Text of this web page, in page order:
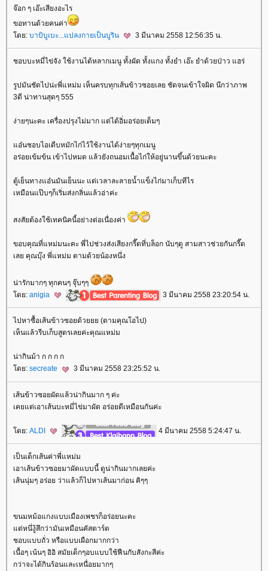
จ๊อก ๆ เอ๊ะเสียงอะไร
ขอทานด้วยคนค่า
ดย: บาบิบูเบะ...แปลงกายเป็นบูริน 3 มีนาคม 2558 12:56:35 น.
ชอบบะหมี่ไข่จัง ใช้งานได้หลากเมนู ทั้งผัด ทั้งแกง ทั้งยำ เอ๊ะ ยำด้วยป่าว แฮร่
รูปมันชัดไปน่ะพี่แหม่ม เห็นครบทุกเส้นข้าวซอยเลย ชัดจนเข้าใจผิด นึกว่าภาพ
3ดี น่าทานสุดๆ 555
ง่ายๆนะคะ เครื่องปรุงไม่มาก แต่ได้อิ่มอร่อยเต็มๆ
อ๋นชอบไอเดีบหมักไก่ไว้ใช้งานได้ง่ายๆทุกเมนู
อร่อยเข้มข้น เข้าไปหมด แล้วยังถนอมเนื้อไก่ให้อยู่นานขึ้นด้วยนะคะ
ตู้เย็นทางแอ๋นมันเย็นนะ แต่เวลาละลายน้ำแข็งไก่มาเก็บทีไร
เหมือนแป๊บๆก็เริ่มส่งกลิ่นแล้วอ่าค่ะ
สงสัยต้องใช้เทคนิคนี้อย่างต่อเนื่องค่า
ขอบคุณที่แหม่มนะคะ พี่ไปช่วงส่งเสียงกรี๊ดที่บล็อก นับๆดู สามสาวช่วยกันกรี๊ด
เลย คุณบุ๊ง พี่แหม่ม ตามด้วยน้องหนึ่ง
น่ารักมากๆ ทุกคนๆ จุ๊บๆๆ
ดย: anigia 3 มีนาคม 2558 23:20:54 น.
ไปหาซื้อเส้นข้าวซอยด้วยยย (ตามคุณโอไป)
เห็นแล้วรีบเก็บสูตรเลยค่ะคุณแหม่ม
น่ากินม้า ก ก ก ก
ดย: secreate 3 มีนาคม 2558 23:25:52 น.
เส้นข้าวซอยผัดแล้วน่ากินมาก ๆ ค่ะ
เคยแต่เอาเส้นบะหมี่ไข่มาผัด อร่อยดีเหมือนกันค่ะ
ดย: ALDI 4 มีนาคม 2558 5:24:47 น.
เป็นเด็กเส้นค่าพี่แหม่ม
เอาเส้นข้าวซอยมาผัดแบบนี้ ดูน่ากินมากเลยค่ะ
เส้นนุ่มๆ อร่อย ว่าแล้วก็ไปหาเส้นมาก่อน คิๆๆ
ขนมหม้อแกงแบบเมืองเพชรก็อร่อยนะคะ
ต่หนึ่งู้สึกว่ามันเหมือนคัสตาร์ด
ชอบแบบถั่ว หรือแบบเผือกมากกว่า
เนื้อๆ เน้นๆ อิอิ สมัยเด็กๆอบแบบใช้ฟืนกับสังกะสีค่ะ
กว่าจะได้กินร้อนและเหนื่อยมากๆ